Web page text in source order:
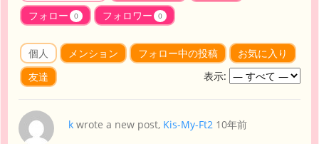
フォロー 0 フォロワー 0
個人 メンション フォロー中の投稿
お気に入り
友達
表示:
k wrote a new post, Kis-My-Ft2 10年前